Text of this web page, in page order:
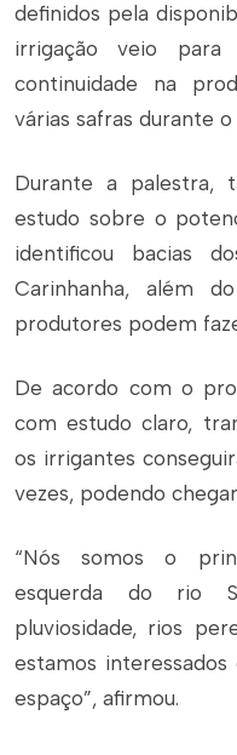
definidos pela
irrigação veio
continuidade na
várias safras durante o
Durante a palestra,
estudo sobre o
identificou bacias
Carinhanha, além
produtores podem
De acordo com o
com estudo claro,
os irrigantes
vezes, podendo
“Nós somos o
esquerda do rio
pluviosidade, rios
estamos
espaço”, afirmou.